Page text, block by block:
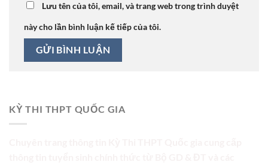
Lưu tên của tôi, email, và trang web trong trình duyệt
này cho lần bình luận kế tiếp của tôi.
KỲ THI THPT QUỐC GIA